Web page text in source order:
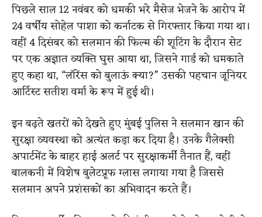
पिछले साल 12 नवंबर को धमकी भरे मैसेज भेजने के आरोप में
24 वर्षीय सोहेल पाशा को कर्नाटक से गिरफ्तार किया गया था।
वहीं 4 दिसंबर को सलमान की फिल्म की शूटिंग के दौरान सेट
पर एक अज्ञात व्यक्ति घुस आया था, जिसने गार्ड को धमकाते
हुए कहा था, “लॉरेंस को बुलाऊं क्या?” उसकी पहचान जूनियर
आर्टिस्ट सतीश वर्मा के रूप में हुई थी।
इन बढ़ते खतरों को देखते हुए मुंबई पुलिस ने सलमान खान की
सुरक्षा व्यवस्था को अत्यंत कड़ा कर दिया है। उनके गैलेक्सी
अपार्टमेंट के बाहर हाई अलर्ट पर सुरक्षाकर्मी तैनात हैं, वहीं
बालकनी में विशेष बुलेटप्रूफ ग्लास लगाया गया है जिससे
सलमान अपने प्रशंसकों का अभिवादन करते हैं।